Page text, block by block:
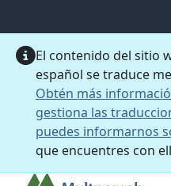
El contenido del sitio
español se traduce
Obtén más
gestiona las
puedes informarnos
que encuentres con